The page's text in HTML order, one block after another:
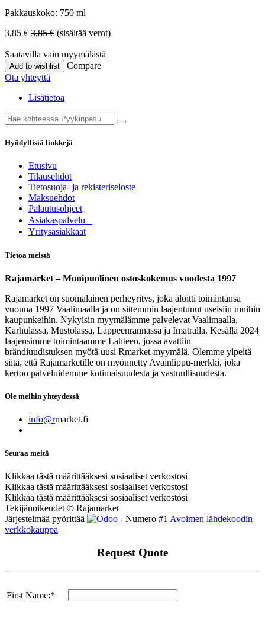
Pakkauskoko: 750 ml
3,85 € 3,85€ (sisältää verot)
Saatavilla vain myymälästä
Add to wishlist
Compare
Ota yhteyttä
Lisätietoa
Hyödyllisiä linkkejä
Etusivu
Tilausehdot
Tietosuoja- ja rekisteriseloste
Maksuehdot
Palautusohjeet
Asia​k​aspalvelu
​Yritysasiakkaat
Tietoa meistä
Rajamarket – Monipuolinen ostoskokemus vuodesta 1997
Rajamarket on suomalainen perheyritys, joka aloitti toimintansa
vuonna 1997 Vaalimaalla ja on sittemmin laajentunut useisiin muihin
kaupunkeihin. Nykyisin myymälämme palvelevat Vaalimaalla,
Karhulassa, Mustolassa, Lappeenrannassa ja Imatralla. Kesällä 2024
laajensimme toimintaamme Lahteen, jossa avattiin
brändiuudistuksen myötä uusi Rmarket-myymälä. Olemme ylpeitä
siitä, että Rajamarketille on myönnetty Avainlippu-merkki, joka
kertoo palveluidemme kotimaisuudesta ja vastuullisuudesta.
Ole meihin yhteydessä
info@rmarket.fi
Seuraa meitä
Klikkaa tästä määrittääksesi sosiaaliset verkostosi
Klikkaa tästä määrittääksesi sosiaaliset verkostosi
Klikkaa tästä määrittääksesi sosiaaliset verkostosi
Tekijänoikeudet © Rajamarket
Järjestelmää pyörittää
- Numero #1 Avoimen lähdekoodin
verkkokauppa
Request Quote
First Name:*